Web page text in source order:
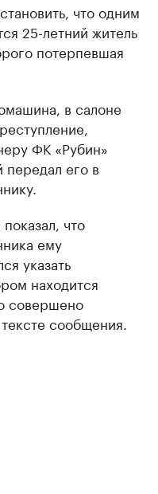
что одним
25-летний житель
потерпевшая
в салоне
ФК «Рубин»
его в
что
ему
указать
находится
совершено
сообщения.